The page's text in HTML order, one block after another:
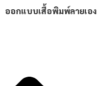
ออกแบบเสื้อพิมพ์ลายเอง